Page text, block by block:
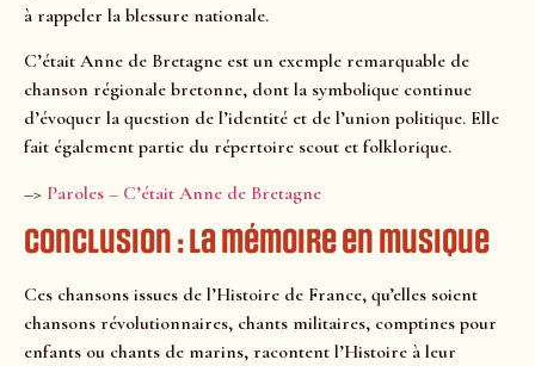
à rappeler la blessure nationale.
C’était Anne de Bretagne est un exemple remarquable de
chanson régionale bretonne, dont la symbolique continue
d’évoquer la question de l’identité et de l’union politique. Elle
fait également partie du répertoire scout et folklorique.
–> Paroles – C’était Anne de Bretagne
Conclusion : la mémoire en musique
Ces chansons issues de l’Histoire de France, qu’elles soient
chansons révolutionnaires, chants militaires, comptines pour
enfants ou chants de marins, racontent l’Histoire à leur